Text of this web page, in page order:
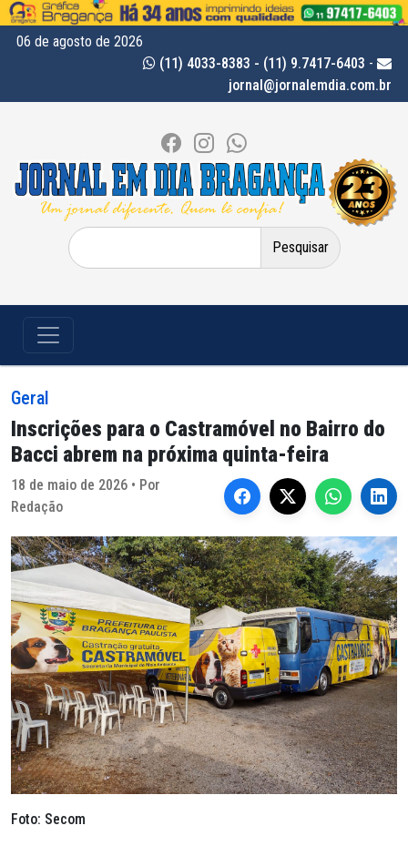
06 de agosto de 2026
(11) 4033-8383 - (11) 9.7417-6403 -
jornal@jornalemdia.com.br
Pesquisar
por:
Geral
Inscrições para o Castramóvel no Bairro do
Bacci abrem na próxima quinta-feira
18 de maio de 2026 • Por
Redação
Foto: Secom